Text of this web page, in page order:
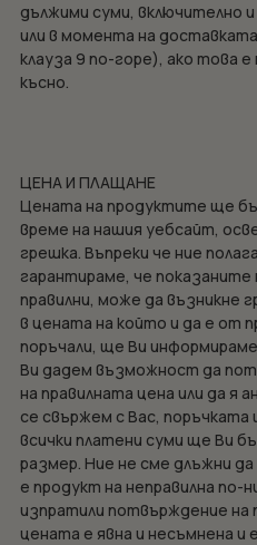
дължими суми, включително
или в момента на
клауза 9 по-горе), ако това
късно.
ЦЕНА И ПЛАЩАНЕ
Цената на продуктите ще
време на нашия уебсайт,
грешка. Въпреки че ние
гарантираме, че показаните
правилни, може да възникне
в цената на който и да е от
поръчали, ще Ви
Ви дадем възможност да
на правилната цена или да я
се свържем с Вас, поръчката
всички платени суми ще Ви
размер. Ние не сме длъжни
е продукт на неправилна по-
изпратили потвърждение на
цената е явна и несъмнена и